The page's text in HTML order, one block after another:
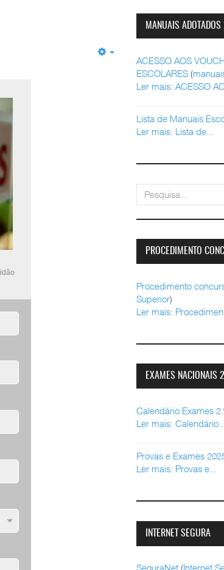
Empty
MANUAIS
ACESSO AOS
ESCOLARES (
Ler mais: ACESSO
Lista de Manuais
Ler mais: Lista de...
pesquisar
PROCEDIMENTO
Procedimento
Superior)
Ler mais:
EXAMES NACIONAIS
Calendário Exames
Ler mais: Calendário...
Provas e Exames
Ler mais: Provas e...
INTERNET SEGURA
SeguraNet (Internet